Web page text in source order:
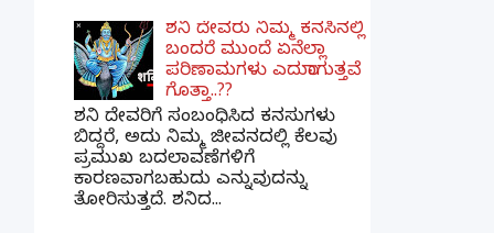
ಶನಿ ದೇವರು ನಿಮ್ಮ ಕನಸಿನಲ್ಲಿ
ಬಂದರೆ ಮುಂದೆ ಏನೆಲ್ಲಾ
ಪರಿಣಾಮಗಳು ಎದುರಾಗುತ್ತವೆ
ಗೊತ್ತಾ..??
ಶನಿ ದೇವರಿಗೆ ಸಂಬಂಧಿಸಿದ ಕನಸುಗಳು
ಬಿದ್ದರೆ, ಅದು ನಿಮ್ಮ ಜೀವನದಲ್ಲಿ ಕೆಲವು
ಪ್ರಮುಖ ಬದಲಾವಣೆಗಳಿಗೆ
ಕಾರಣವಾಗಬಹುದು ಎನ್ನುವುದನ್ನು
ತೋರಿಸುತ್ತದೆ. ಶನಿದ...